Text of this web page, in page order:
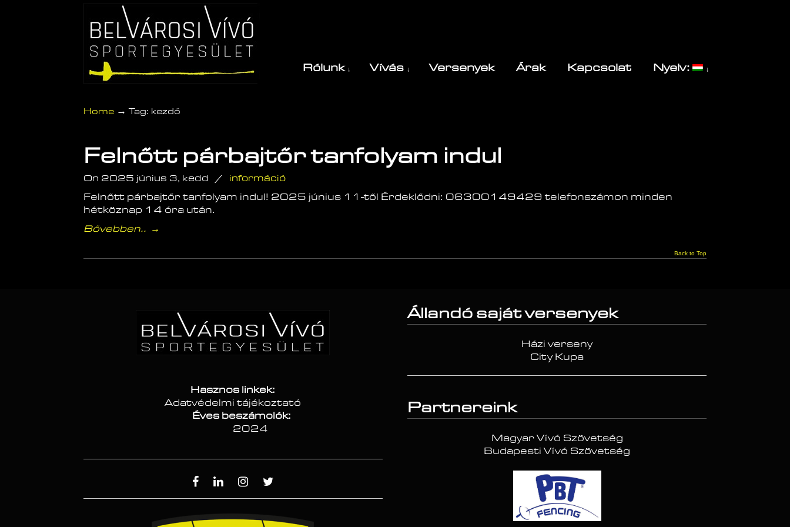
Rólunk Vívás Versenyek Árak Kapcsolat Nyelv:
Home →Tag: kezdő
Felnőtt párbajtőr tanfolyam indul
On 2025 június 3, kedd / információ
Felnőtt párbajtőr tanfolyam indul! 2025 június 11-től Érdeklődni: 06300149429 telefonszámon minden
hétköznap 14 óra után.
Bővebben..
→
Back to Top
Hasznos linkek:
Adatvédelmi tájékoztató
Éves beszámolók:
2024
Állandó saját versenyek
Házi verseny
City Kupa
Partnereink
Magyar Vívó Szövetség
Budapesti Vívó Szövetség